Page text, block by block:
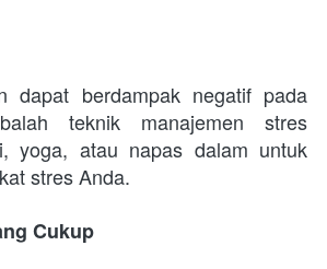
dapat berdampak negatif pada
teknik manajemen stres
yoga, atau napas dalam untuk
stres Anda.
Cukup